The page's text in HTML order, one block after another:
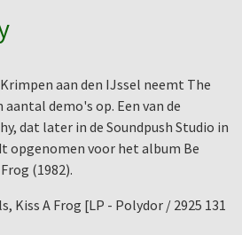
aan den IJssel neemt The
aantal demo's op. Een van de
dat later in de Soundpush Studio in
opgenomen voor het album Be
(1982).
Kiss A Frog [LP - Polydor / 2925 131